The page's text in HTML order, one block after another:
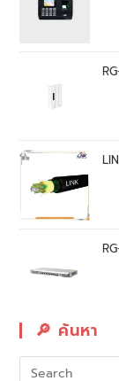
🔎︎ ค้นหา